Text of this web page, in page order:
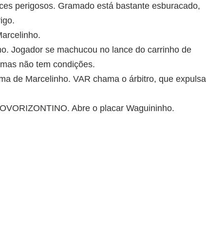
perigosos. Gramado está bastante esburacado,
Jogador se machucou no lance do carrinho de
não tem condições.
de Marcelinho. VAR chama o árbitro, que expulsa
Abre o placar Waguininho.